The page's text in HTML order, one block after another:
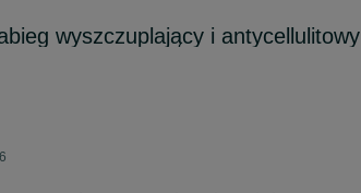
wyszczuplający i antycellulitowy